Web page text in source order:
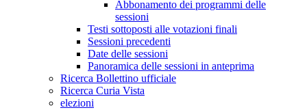
Abbonamento dei programmi delle
sessioni
Testi sottoposti alle votazioni finali
Sessioni precedenti
Date delle sessioni
Panoramica delle sessioni in anteprima
Ricerca Bollettino ufficiale
Ricerca Curia Vista
elezioni